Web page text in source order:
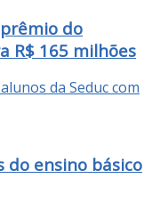
do
R$ 165 milhões
do ensino básico